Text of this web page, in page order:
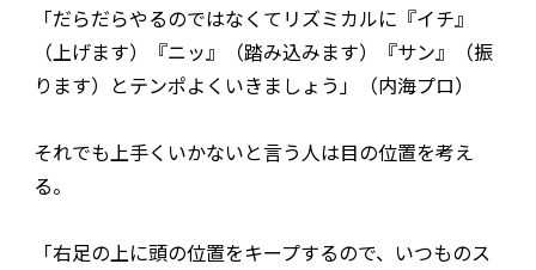
「だらだらやるのではなくてリズミカルに『イチ』
（上げます）『ニッ』（踏み込みます）『サン』（振
ります）とテンポよくいきましょう」（内海プロ）
それでも上手くいかないと言う人は目の位置を考え
る。
「右足の上に頭の位置をキープするので、いつものス